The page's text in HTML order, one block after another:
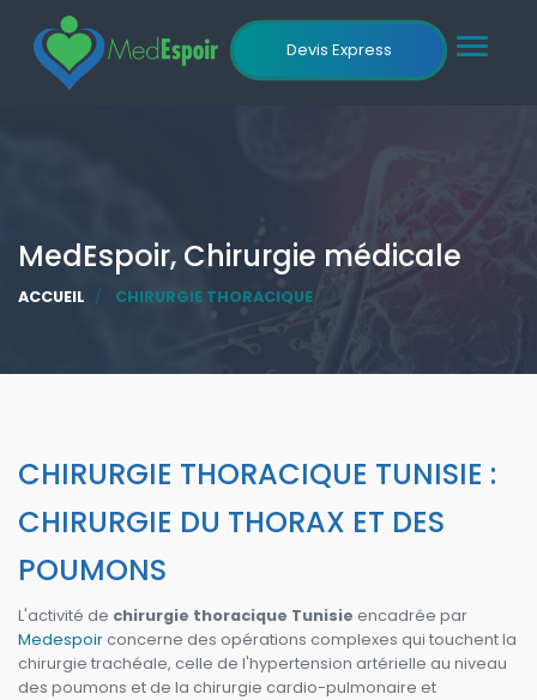
Toggle
Devis Express
MedEspoir, Chirurgie médicale
ACCUEIL CHIRURGIE THORACIQUE
CHIRURGIE THORACIQUE TUNISIE :
CHIRURGIE DU THORAX ET DES
POUMONS
L'activité de chirurgie thoracique Tunisie encadrée par
Medespoirconcerne des opérations complexes qui touchent la
chirurgie trachéale, celle de l'hypertension artérielle au niveau
des poumons et de la chirurgie cardio-pulmonaire et